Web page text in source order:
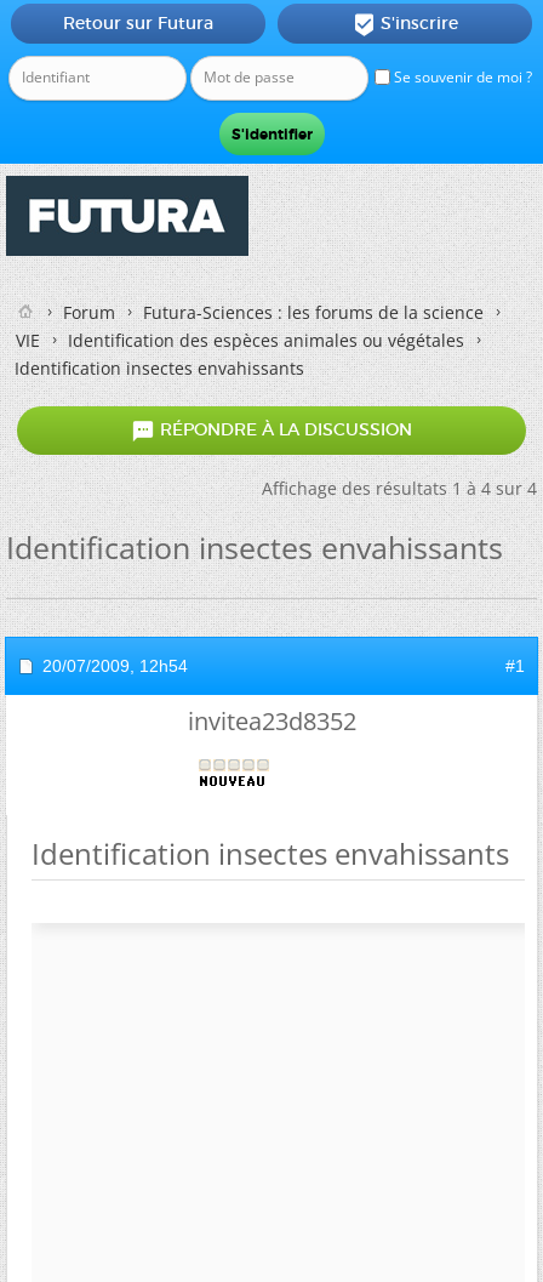
Se souvenir de moi ?
Retour sur Futura  S'inscrire
Forum
Futura-Sciences : les forums de la science
VIE
Identification des espèces animales ou végétales
Identification insectes envahissants
 RÉPONDRE À LA DISCUSSION
Affichage des résultats 1 à 4 sur 4
Identification insectes envahissants
20/07/2009, 12h54 #1
invitea23d8352
Identification insectes envahissants